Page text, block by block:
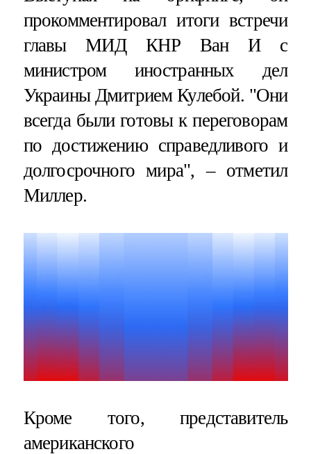
прокомментировал итоги встречи
главы МИД КНР Ван И с
министром иностранных дел
Украины Дмитрием Кулебой. "Они
всегда были готовы к переговорам
по достижению справедливого и
долгосрочного мира", – отметил
Миллер.
Кроме того, представитель
американского